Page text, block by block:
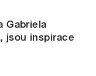
Gabriela
jsou inspirace